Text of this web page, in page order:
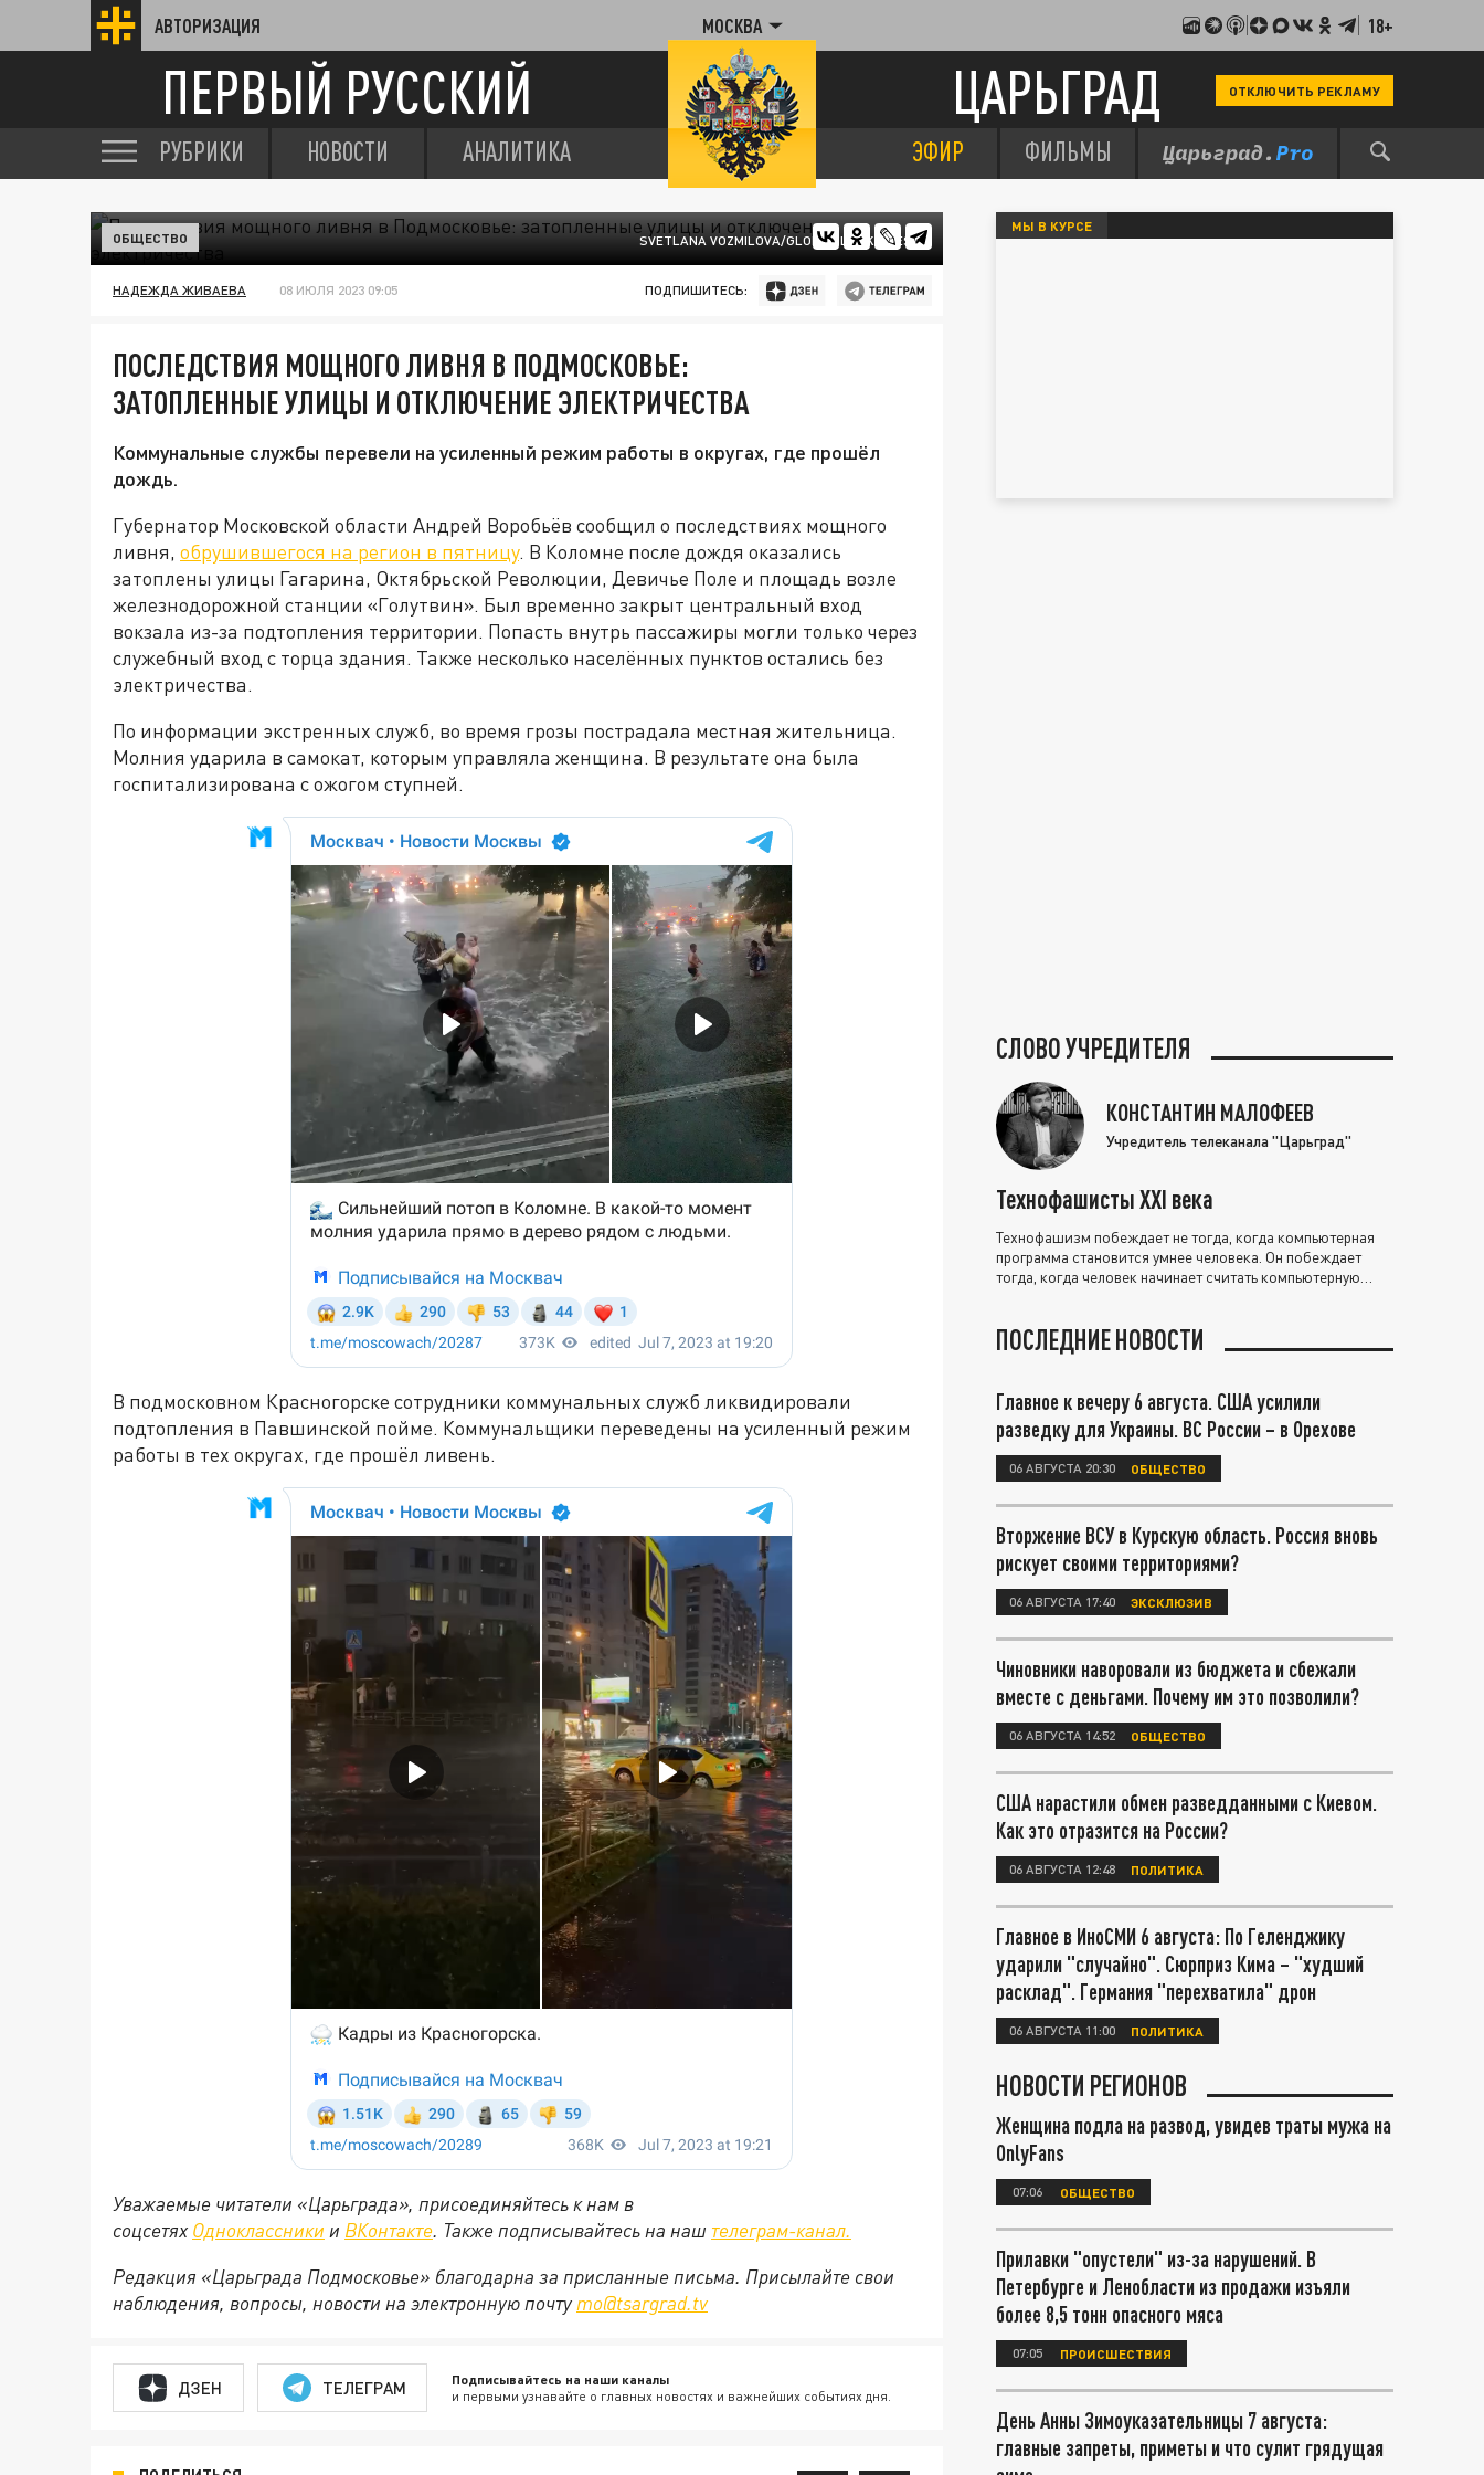
АВТОРИЗАЦИЯ МОСКВА 18+
ПЕРВЫЙ РУССКИЙ ЦАРЬГРАД ОТКЛЮЧИТЬ РЕКЛАМУ
РУБРИКИ НОВОСТИ АНАЛИТИКА ЭФИР ФИЛЬМЫ
SVETLANA VOZMILOVA/GLOBAL LOOK PRESS
ОБЩЕСТВО
НАДЕЖДА ЖИВАЕВА 08 ИЮЛЯ 2023 09:05 ПОДПИШИТЕСЬ:
ПОСЛЕДСТВИЯ МОЩНОГО ЛИВНЯ В ПОДМОСКОВЬЕ:
ЗАТОПЛЕННЫЕ УЛИЦЫ И ОТКЛЮЧЕНИЕ ЭЛЕКТРИЧЕСТВА
Коммунальные службы перевели на усиленный режим работы в округах, где прошёл
дождь.
Губернатор Московской области Андрей Воробьёв сообщил о последствиях мощного
ливня, обрушившегося на регион в пятницу. В Коломне после дождя оказались
затоплены улицы Гагарина, Октябрьской Революции, Девичье Поле и площадь возле
железнодорожной станции «Голутвин». Был временно закрыт центральный вход
вокзала из-за подтопления территории. Попасть внутрь пассажиры могли только через
служебный вход с торца здания. Также несколько населённых пунктов остались без
электричества.
По информации экстренных служб, во время грозы пострадала местная жительница.
Молния ударила в самокат, которым управляла женщина. В результате она была
госпитализирована с ожогом ступней.
В подмосковном Красногорске сотрудники коммунальных служб ликвидировали
подтопления в Павшинской пойме. Коммунальщики переведены на усиленный режим
работы в тех округах, где прошёл ливень.
Уважаемые читатели «Царьграда», присоединяйтесь к нам в
соцсетях Одноклассники и ВКонтакте. Также подписывайтесь на наш телеграм-канал.
Редакция «Царьграда Подмосковье» благодарна за присланные письма. Присылайте свои
наблюдения, вопросы, новости на электронную почту mo@tsargrad.tv
ДЗЕН ТЕЛЕГРАМ Подписывайтесь на наши каналы
и первыми узнавайте о главных новостях и важнейших событиях дня.
МЫ В КУРСЕ
СЛОВО УЧРЕДИТЕЛЯ
КОНСТАНТИН МАЛОФЕЕВ
Учредитель телеканала "Царьград"
Технофашисты XXI века
Технофашизм побеждает не тогда, когда компьютерная
программа становится умнее человека. Он побеждает
тогда, когда человек начинает считать компьютерную
ПОСЛЕДНИЕ НОВОСТИ
Главное к вечеру 6 августа. США усилили
разведку для Украины. ВС России – в Орехове
06 АВГУСТА 20:30 ОБЩЕСТВО
Вторжение ВСУ в Курскую область. Россия вновь
рискует своими территориями?
06 АВГУСТА 17:40 ЭКСКЛЮЗИВ
Чиновники наворовали из бюджета и сбежали
вместе с деньгами. Почему им это позволили?
06 АВГУСТА 14:52 ОБЩЕСТВО
США нарастили обмен разведданными с Киевом.
Как это отразится на России?
06 АВГУСТА 12:48 ПОЛИТИКА
Главное в ИноСМИ 6 августа: По Геленджику
ударили "случайно". Сюрприз Кима – "худший
расклад". Германия "перехватила" дрон
06 АВГУСТА 11:00 ПОЛИТИКА
НОВОСТИ РЕГИОНОВ
Женщина подла на развод, увидев траты мужа на
OnlyFans
07:06 ОБЩЕСТВО
Прилавки "опустели" из-за нарушений. В
Петербурге и Ленобласти из продажи изъяли
более 8,5 тонн опасного мяса
07:05 ПРОИСШЕСТВИЯ
День Анны Зимоуказательницы 7 августа:
главные запреты, приметы и что сулит грядущая